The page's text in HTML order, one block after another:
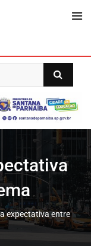
expectativa entre